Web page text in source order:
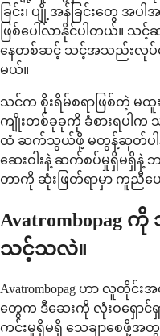
ခြင်း၊ ပျို့အန်ခြင်းတွေ
ဖြစ်ပေါ်လာနိုင်ပါတယ်။ သ
နေတစ်ဆင့် သင့်အသည်းလုပ်ဆ
မယ်။
သင်က စိုးရိမ်စရာဖြစ်တဲ့ မ
ကျိုးတစ်ခုခုကို ခံစားရပါက
ထံ ဆက်သွယ်ဖို့ မတွန့်ဆုတ်ပါ
ဆေးဝါးနဲ့ ဆက်စပ်မှုရှိမရှိ
တာကို ဆုံးဖြတ်ရာမှာ ကူညီပေ
သင့်သလဲ။
Avatrombopag ဟာ လူတို
တွေက ဒီဆေးကို လုံးဝရှော
ကင်းမှုရှိမရှိ သေချာစေဖို့